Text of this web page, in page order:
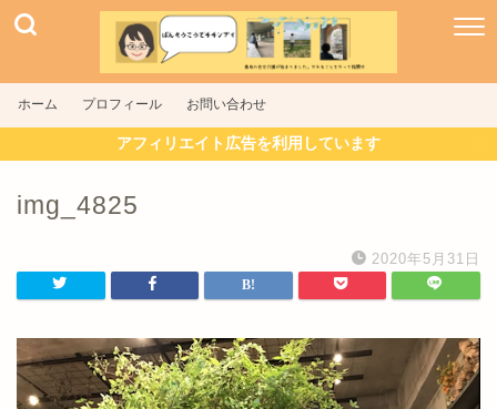
ホーム プロフィール お問い合わせ
アフィリエイト広告を利用しています
img_4825
2020年5月31日